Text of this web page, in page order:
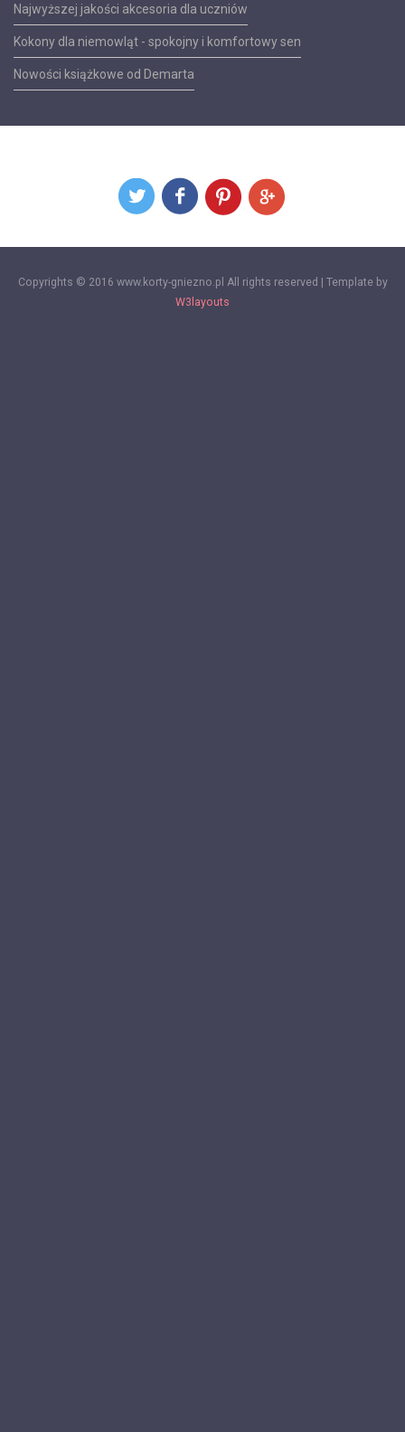
Najwyższej jakości akcesoria dla uczniów
Kokony dla niemowląt - spokojny i komfortowy sen
Nowości książkowe od Demarta
Copyrights © 2016 www.korty-gniezno.pl All rights reserved | Template by
W3layouts